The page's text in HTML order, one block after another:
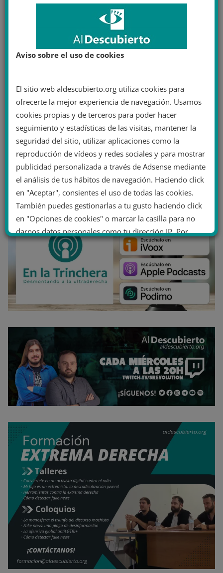
Aviso sobre el uso de cookies
El sitio web aldescubierto.org utiliza cookies para
ofrecerte la mejor experiencia de navegación. Usamos
cookies propias y de terceros para poder hacer
seguimiento y estadísticas de las visitas, mantener la
seguridad del sitio, utilizar aplicaciones como la
reproducción de vídeos y redes sociales y para mostrar
publicidad personalizada a través de Adsense mediante
el análisis de tus hábitos de navegación. Haciendo click
en "Aceptar", consientes el uso de todas las cookies.
También puedes gestionarlas a tu gusto haciendo click
en "Opciones de cookies" o marcar la casilla para no
darnos datos personales como tu dirección IP. Por
último, puedes leer nuestra Política de cookies.
No dar mi información personal
Opciones de cookies Aceptar cookies
Rechazar cookies Política de cookies